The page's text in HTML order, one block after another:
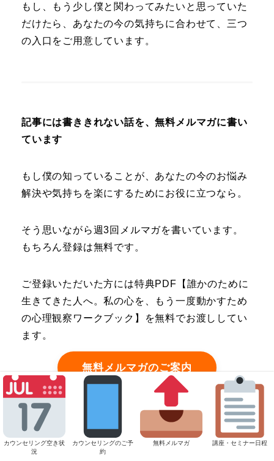
もし、もう少し僕と関わってみたいと思っていた
だけたら、あなたの今の気持ちに合わせて、三つ
の入口をご用意しています。
記事には書ききれない話を、無料メルマガに書い
ています
もし僕の知っていることが、あなたの今のお悩み
解決や気持ちを楽にするためにお役に立つなら。
そう思いながら週3回メルマガを書いています。
もちろん登録は無料です。
ご登録いただいた方には特典PDF【誰かのために
生きてきた人へ。私の心を、もう一度動かすため
の心理観察ワークブック】を無料でお渡ししてい
ます。
無料メルマガのご案内
一度、気軽に話を聞いてみたい方へ
カウンセリング空き状
況
カウンセリングのご予
約
無料メルマガ 講座・セミナー日程